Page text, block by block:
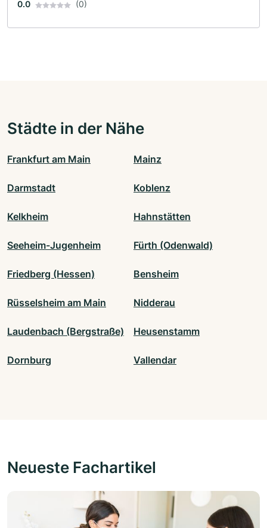
0.0 (0)
Städte in der Nähe
Frankfurt am Main Mainz
Darmstadt Koblenz
Kelkheim Hahnstätten
Seeheim-Jugenheim Fürth (Odenwald)
Friedberg (Hessen) Bensheim
Rüsselsheim am Main Nidderau
Laudenbach (Bergstraße) Heusenstamm
Dornburg Vallendar
Neueste Fachartikel